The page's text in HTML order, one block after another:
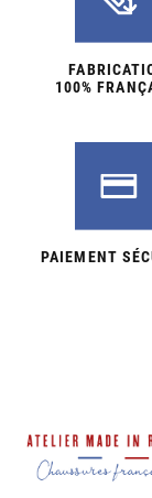
100%
PAIEMENT